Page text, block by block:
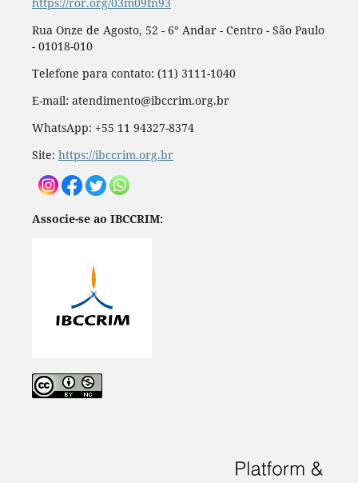
Rua Onze de Agosto, 52 - 6° Andar - Centro - São Paulo
- 01018-010
Telefone para contato: (11) 3111-1040
E-mail: atendimento@ibccrim.org.br
WhatsApp: +55 11 94327-8374
Site: https://ibccrim.org.br
Associe-se ao IBCCRIM: